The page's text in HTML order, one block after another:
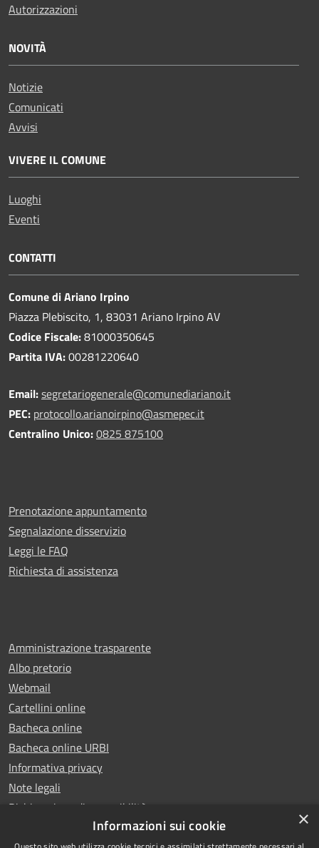
Autorizzazioni
NOVITÀ
Notizie
Comunicati
Avvisi
VIVERE IL COMUNE
Luoghi
Eventi
CONTATTI
Comune di Ariano Irpino
Piazza Plebiscito, 1, 83031 Ariano Irpino AV
Codice Fiscale:81000350645
Partita IVA:00281220640
Email:segretariogenerale@comunediariano.it
PEC: protocollo.arianoirpino@asmepec.it
Centralino Unico:0825 875100
Prenotazione appuntamento
Segnalazione disservizio
Leggi le FAQ
Richiesta di assistenza
Amministrazione trasparente
Albo pretorio
Webmail
Cartellini online
Bacheca online
Bacheca online URBI
Informativa privacy
Note legali
Dichiarazione di accessibilità
×
Informazioni sui cookie